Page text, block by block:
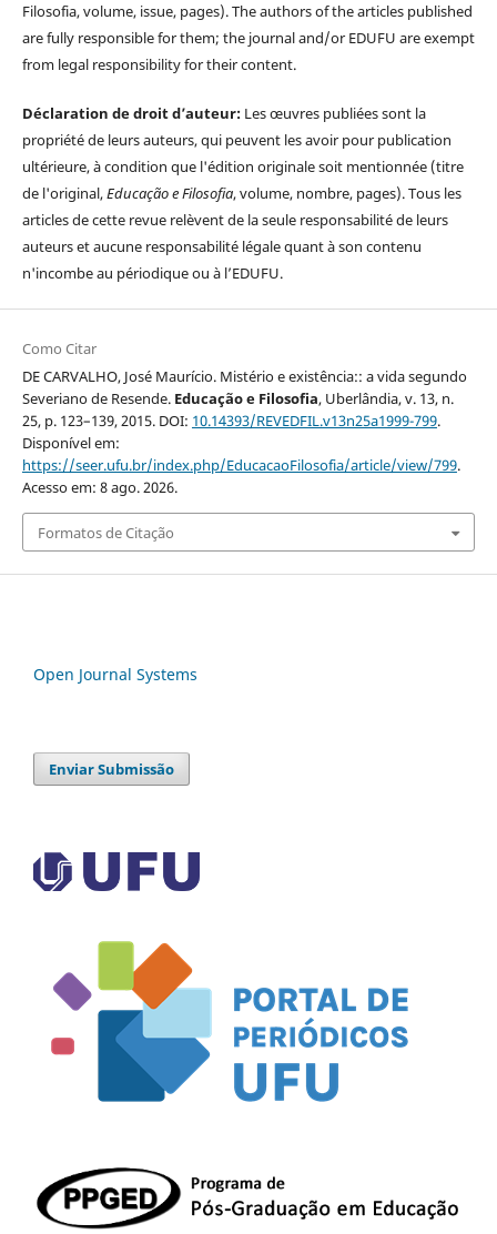
Filosofia, volume, issue, pages). The authors of the articles published
are fully responsible for them; the journal and/or EDUFU are exempt
from legal responsibility for their content.
Déclaration de droit d’auteur: Les œuvres publiées sont la
propriété de leurs auteurs, qui peuvent les avoir pour publication
ultérieure, à condition que l'édition originale soit mentionnée (titre
de l'original,Educação e Filosofia, volume, nombre, pages). Tous les
articles de cette revue relèvent de la seule responsabilité de leurs
auteurs et aucune responsabilité légale quant à son contenu
n'incombe au périodique ou à l’EDUFU.
Como Citar
DE CARVALHO, José Maurício. Mistério e existência:: a vida segundo
Severiano de Resende. Educação e Filosofia, Uberlândia, v. 13, n.
25, p. 123–139, 2015. DOI: 10.14393/REVEDFIL.v13n25a1999-799.
Disponível em:
https://seer.ufu.br/index.php/EducacaoFilosofia/article/view/799.
Acesso em: 8 ago. 2026.
Formatos de Citação
Open Journal Systems
Enviar Submissão